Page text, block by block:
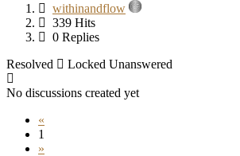
withinandflow
339 Hits
0 Replies
Resolved
Locked Unanswered
No discussions created yet
«
1
»